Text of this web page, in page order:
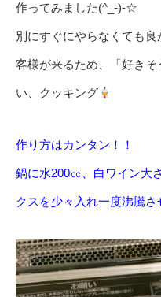
作ってみました(^_-)-☆
別にすぐにやらなくても
客様が来るため、「好き
い、クッキング
作り方はカンタン！！
鍋に水200㏄、白ワイン大
クスを少々入れ一度沸騰